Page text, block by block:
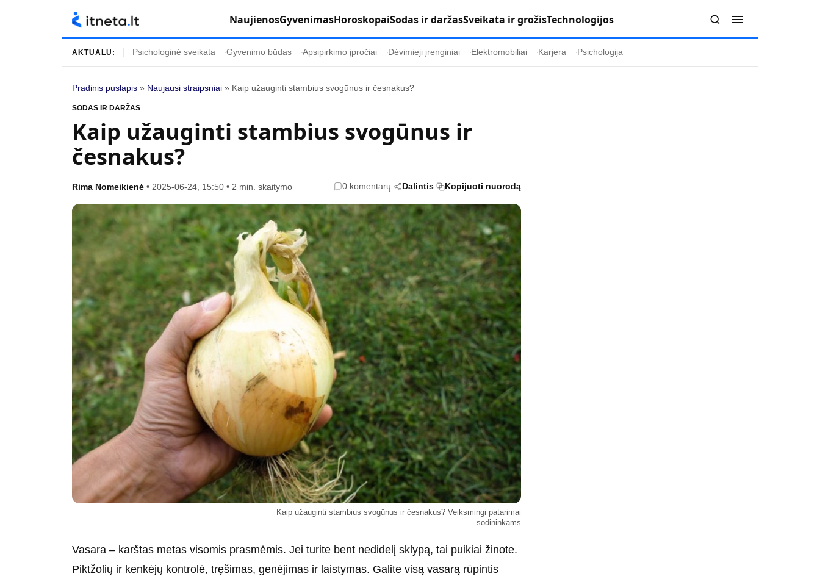
NaujienosGyvenimasHoroskopaiSodas ir daržasSveikata ir grožisTechnologijos
Turinys
Naujausi straipsniai
Gyvenimas
Mada
Mokslas
Namai ir interjeras
Horoskopai
Gyvenimo būdas
Vasaros mada
Tėvai ir vaikai
Kultūra
Karjera
Psichologinė sveikata
Tvari mada
Privatumo politika
Reklamos politika
Slapukų politika
AKTUALU: Psichologinė sveikata Gyvenimo būdas Apsipirkimo įpročiai Dėvimieji įrenginiai Elektromobiliai Karjera Psichologija
Pradinis puslapis » Naujausi straipsniai » Kaip užauginti stambius svogūnus ir česnakus?
SODAS IR DARŽAS
Kaip užauginti stambius svogūnus ir
česnakus?
Rima Nomeikienė • 2025-06-24, 15:50 • 2 min. skaitymo 0 komentarų Dalintis Kopijuoti nuorodą
Kaip užauginti stambius svogūnus ir česnakus? Veiksmingi patarimai
sodininkams
Vasara – karštas metas visomis prasmėmis. Jei turite bent nedidelį sklypą, tai puikiai žinote.
Piktžolių ir kenkėjų kontrolė, tręšimas, genėjimas ir laistymas. Galite visą vasarą rūpintis